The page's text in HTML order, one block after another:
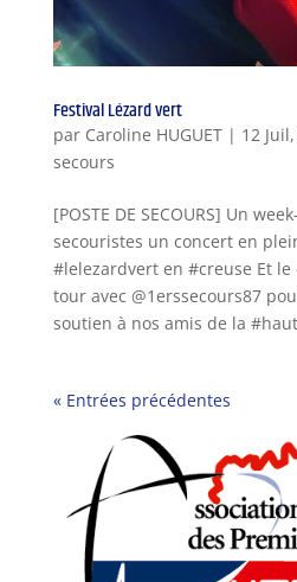
Festival Lézard vert
par Caroline HUGUET| 12
secours
[POSTE DE SECOURS] Un
secouristes un concert en
#lelezardvert en #creuse Et
tour avec @1erssecours87
soutien à nos amis de la
« Entrées précédentes